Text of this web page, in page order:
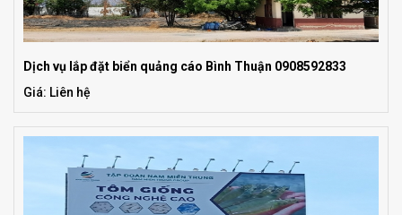
Dịch vụ lắp đặt biển quảng cáo Bình Thuận 0908592833
Giá: Liên hệ